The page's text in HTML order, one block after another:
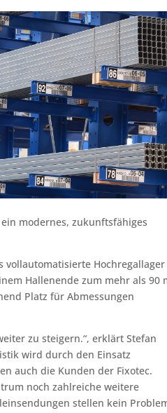
modernes, zukunftsfähiges
vollautomatisierte Hochregallager
Hallenende zum mehr als 90
Platz für Abmessungen
zu steigern.“, erklärt Stefan
wird durch den Einsatz
auch die Kunden der Fixotec.
noch zahlreiche weitere
stellen kein